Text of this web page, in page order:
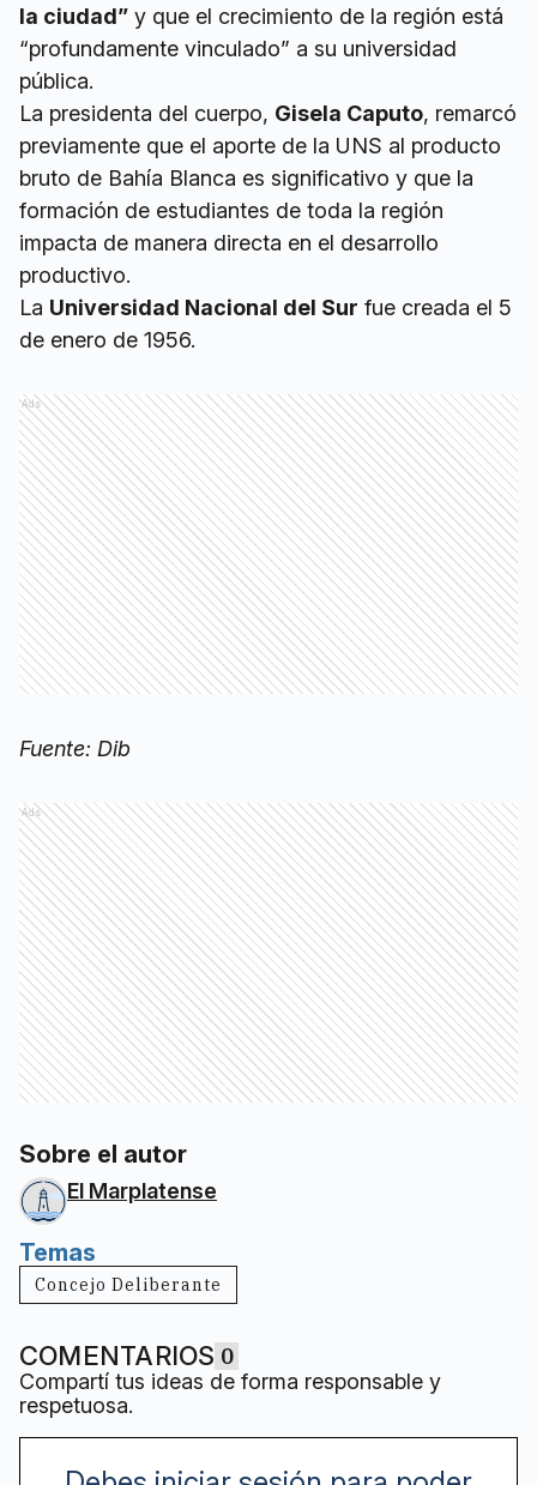
la ciudad” y que el crecimiento de la región está
“profundamente vinculado” a su universidad
pública.
La presidenta del cuerpo, Gisela Caputo, remarcó
previamente que el aporte de la UNS al producto
bruto de Bahía Blanca es significativo y que la
formación de estudiantes de toda la región
impacta de manera directa en el desarrollo
productivo.
La Universidad Nacional del Sur fue creada el 5
de enero de 1956.
Ads
Fuente: Dib
Ads
Sobre el autor
El Marplatense
Temas
Concejo Deliberante
COMENTARIOS 0
Compartí tus ideas de forma responsable y
respetuosa.